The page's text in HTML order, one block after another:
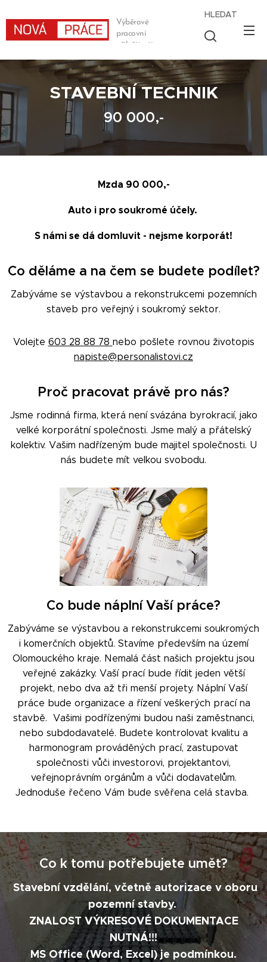
Výběrové
pracovní
příležitosti
HLEDAT
STAVEBNÍ TECHNIK
90 000,-
Mzda 90 000,-
Auto i pro soukromé účely.
S námi se dá domluvit - nejsme korporát!
Co děláme a na čem se budete podílet?
Zabýváme se výstavbou a rekonstrukcemi pozemních
staveb pro veřejný i soukromý sektor.
Volejte 603 28 88 78 nebo pošlete rovnou životopis
napiste@personalistovi.cz
Proč pracovat právě pro nás?
Jsme rodinná firma, která není svázána byrokracií, jako
velké korporátní společnosti. Jsme malý a přátelský
kolektiv. Vašim nadřízeným bude majitel společnosti. U
nás budete mít velkou svobodu.
Co bude náplní Vaší práce?
Zabýváme se výstavbou a rekonstrukcemi soukromých
i komerčních objektů. Stavíme především na území
Olomouckého kraje. Nemalá část našich projektu jsou
veřejné zakázky. Vaší prací bude řídit jeden větší
projekt, nebo dva až tři menší projety. Náplní Vaší
práce bude organizace a řízení veškerých prací na
stavbě. Vašimi podřízenými budou naši zaměstnanci,
nebo subdodavatelé. Budete kontrolovat kvalitu a
harmonogram prováděných prací, zastupovat
společnosti vůči investorovi, projektantovi,
veřejnoprávním orgánům a vůči dodavatelům.
Jednoduše řečeno Vám bude svěřena celá stavba.
Co k tomu potřebujete umět?
Stavební vzdělání, včetně autorizace v oboru
pozemní stavby.
ZNALOST VÝKRESOVÉ DOKUMENTACE
NUTNÁ!!!
MS Office (Word, Excel) je podmínkou.